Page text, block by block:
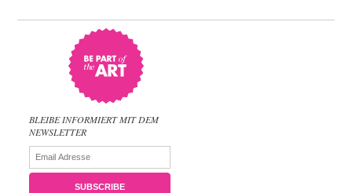
BLEIBE INFORMIERT MIT DEM
NEWSLETTER